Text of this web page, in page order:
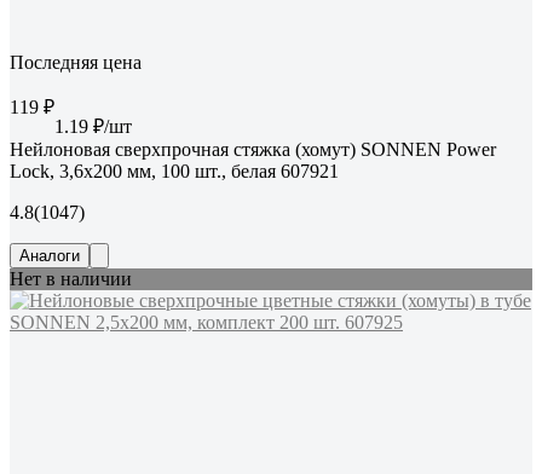
Последняя цена
119 ₽
1.19 ₽/шт
Нейлоновая сверхпрочная стяжка (хомут) SONNEN Power
Lock, 3,6x200 мм, 100 шт., белая 607921
4.8(1047)
Аналоги
Нет в наличии